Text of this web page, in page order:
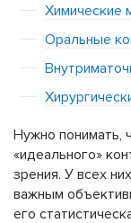
Химические
Оральные
Нужно понимать,
«идеального»
зрения. У всех
важным
его